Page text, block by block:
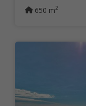
650 m2